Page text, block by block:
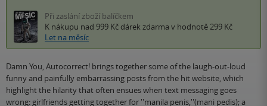
Při zaslání zboží balíčkem
K nákupu nad 999 Kč dárek zdarma v hodnotě 299 Kč
Let na měsíc
Damn You, Autocorrect! brings together some of the laugh-out-loud
funny and painfully embarrassing posts from the hit website, which
highlight the hilarity that often ensues when text messaging goes
wrong: girlfriends getting together for ''manila penis,''(mani pedis); a